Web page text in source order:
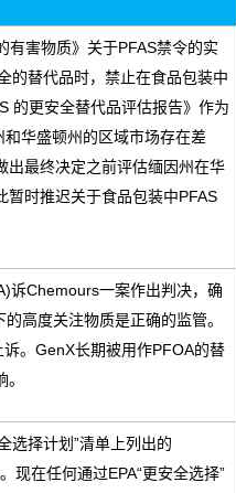
有害物质》 关于PFAS禁令的实
的替代品时，禁止在食品包装中
的更安全替代品评估报告》作为
华盛顿州的区域市场存在差
出最终决定之前评估缅因州在华
暂时推迟关于食品包装中PFAS
诉Chemours一案作出判决，确
的高度关注物质是正确的监管。
。 GenX长期被用作PFOA的替
选择计划”清单上列出的
现在任何通过EPA“更安全选择”